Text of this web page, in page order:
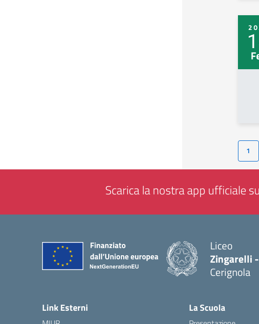
1
Scarica la nostra app ufficiale
Liceo
Zingarelli
Cerignola
Link Esterni La Scuola